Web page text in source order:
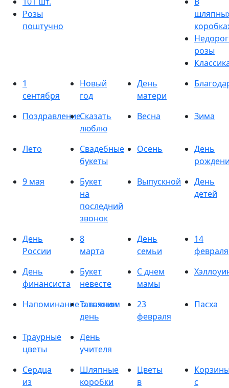
Розы
поштучно
розы
1
сентября
Новый
год
День
матери
ПоздравлениеСказать
люблю
Весна Зима
Лето
Свадебные
букеты
Осень
День
9 мая
Букет
на
последний
звонок
Выпускной
День
детей
День
России
8
марта
День
семьи
14
февраля
День
финансиста
Букет
невесте
С днем
мамы
Напоминание о важном
Татьянин
день
23
февраля
Пасха
Траурные
цветы
День
учителя
Сердца
из
Шляпные
коробки
Цветы
в
с